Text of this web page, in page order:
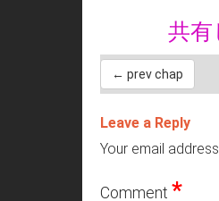
共有
← prev chap
Leave a Reply
Your email
Comment *